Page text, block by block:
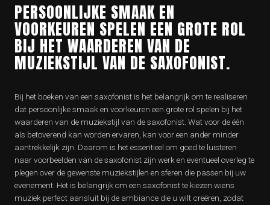
PERSOONLIJKE SMAAK EN
VOORKEUREN SPELEN EEN GROTE ROL
BIJ HET WAARDEREN VAN DE
MUZIEKSTIJL VAN DE SAXOFONIST.
Bij het boeken van een saxofonist is het belangrijk om te realiseren
dat persoonlijke smaak en voorkeuren een grote rol spelen bij het
waarderen van de muziekstijl van de saxofonist. Wat voor de één
als betoverend kan worden ervaren, kan voor een ander minder
aantrekkelijk zijn. Daarom is het essentieel om goed te luisteren
naar voorbeelden van de saxofonist zijn werk en eventueel overleg te
plegen over de gewenste muziekstijlen en sferen die passen bij uw
evenement. Het is belangrijk om een saxofonist te kiezen wiens
muziek perfect aansluit bij de ambiance die u wilt creëren, zodat